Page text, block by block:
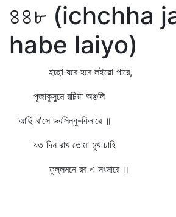
৪৪৮ (ichchha
habe laiyo)
ইচ্ছা যবে হবে লইয়ো পারে,
পূজাকুসুমে রচিয়া অঞ্জলি
আছি ব'সে ভবসিন্ধু-কিনারে ॥
যত দিন রাখ তোমা মুখ চাহি
ফুল্লমনে রব এ সংসারে ॥